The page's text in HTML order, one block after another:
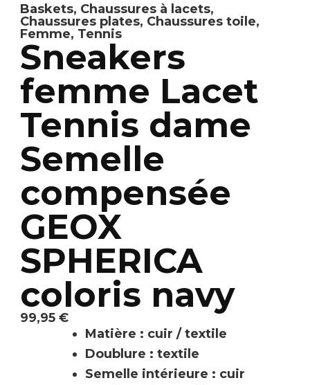
Baskets, Chaussures à lacets,
Chaussures plates, Chaussures toile,
Femme, Tennis
Sneakers
femme Lacet
Tennis dame
Semelle
compensée
GEOX
SPHERICA
coloris navy
99,95 €
Matière : cuir / textile
Doublure : textile
Semelle intérieure : cuir